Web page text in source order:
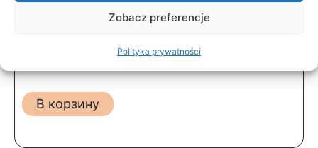
Zobacz preferencje
Polityka prywatności
нефрологическая детская
В корзину